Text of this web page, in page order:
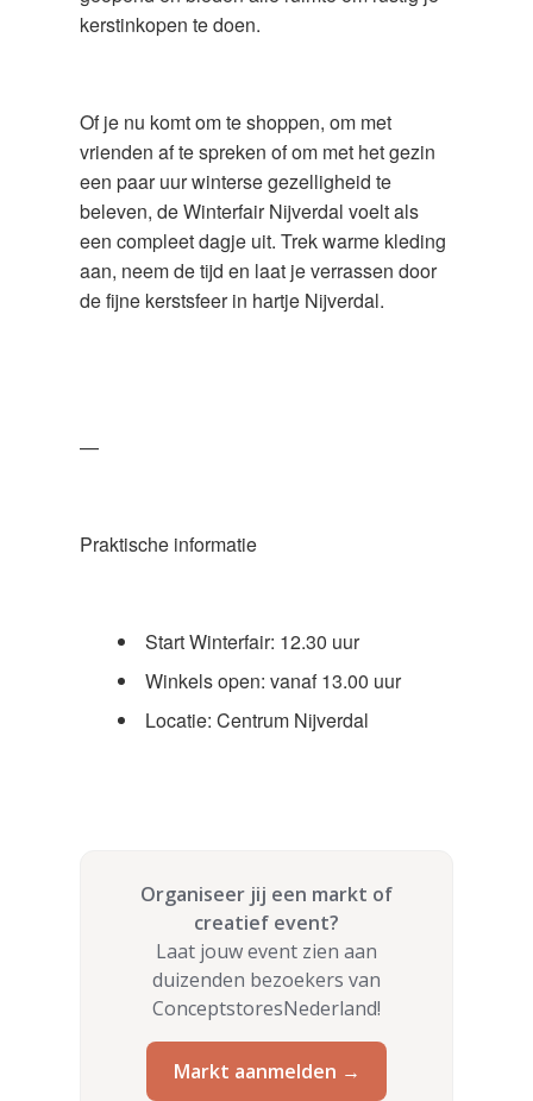
kerstinkopen te doen.
Of je nu komt om te shoppen, om met
vrienden af te spreken of om met het gezin
een paar uur winterse gezelligheid te
beleven, de Winterfair Nijverdal voelt als
een compleet dagje uit. Trek warme kleding
aan, neem de tijd en laat je verrassen door
de fijne kerstsfeer in hartje Nijverdal.
—
Praktische informatie
Start Winterfair: 12.30 uur
Winkels open: vanaf 13.00 uur
Locatie: Centrum Nijverdal
Organiseer jij een markt of
creatief event?
Laat jouw event zien aan
duizenden bezoekers van
ConceptstoresNederland!
Markt aanmelden →